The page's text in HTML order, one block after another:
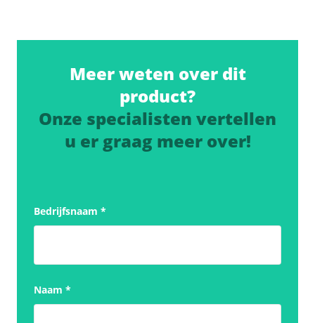
Meer weten over dit
product?
Onze specialisten vertellen
u er graag meer over!
Bedrijfsnaam *
Naam *